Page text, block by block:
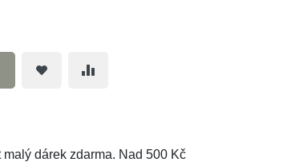
dárek zdarma. Nad 500 Kč